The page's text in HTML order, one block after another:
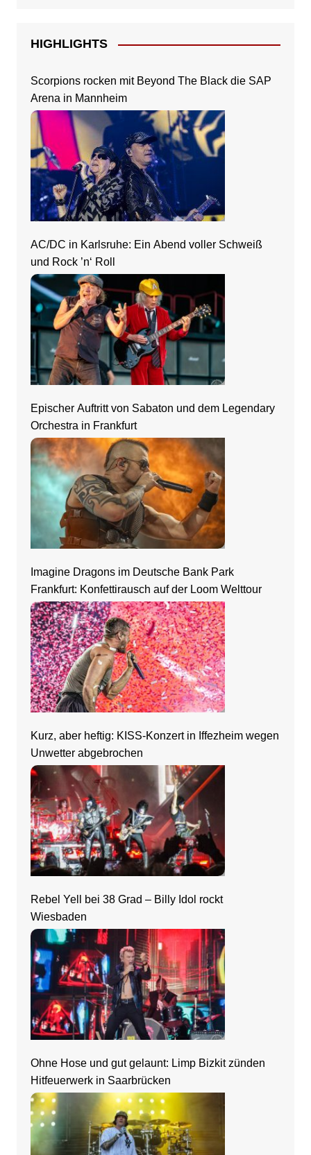
HIGHLIGHTS
Scorpions rocken mit Beyond The Black die SAP
Arena in Mannheim
AC/DC in Karlsruhe: Ein Abend voller Schweiß
und Rock ’n‘ Roll
Epischer Auftritt von Sabaton und dem Legendary
Orchestra in Frankfurt
Imagine Dragons im Deutsche Bank Park
Frankfurt: Konfettirausch auf der Loom Welttour
Kurz, aber heftig: KISS-Konzert in Iffezheim wegen
Unwetter abgebrochen
Rebel Yell bei 38 Grad – Billy Idol rockt
Wiesbaden
Ohne Hose und gut gelaunt: Limp Bizkit zünden
Hitfeuerwerk in Saarbrücken